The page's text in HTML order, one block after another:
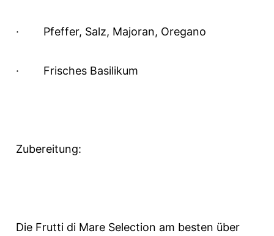
· Pfeffer, Salz, Majoran, Oregano
· Frisches Basilikum
Zubereitung:
Die Frutti di Mare Selection am besten über